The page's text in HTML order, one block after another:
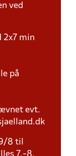
ved
2x7 min
på
evt.
8 til
7.-8.